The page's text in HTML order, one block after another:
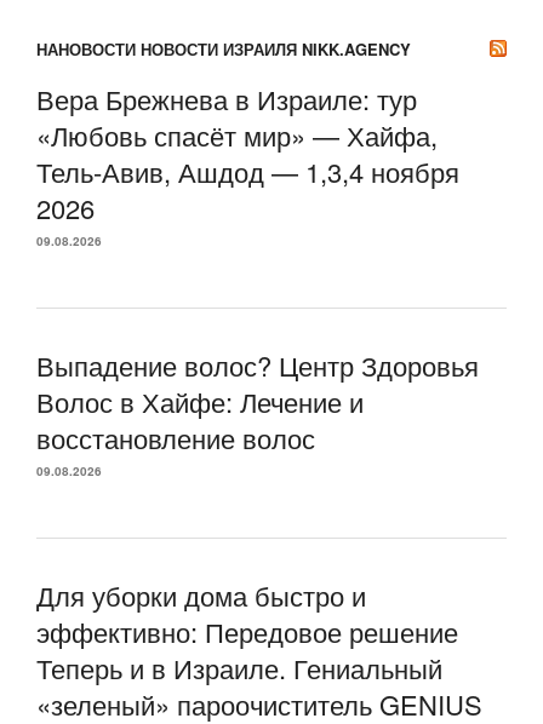
НАНОВОСТИ НОВОСТИ ИЗРАИЛЯ NIKK.AGENCY
Вера Брежнева в Израиле: тур
«Любовь спасёт мир» — Хайфа,
Тель-Авив, Ашдод — 1,3,4 ноября
2026
09.08.2026
Выпадение волос? Центр Здоровья
Волос в Хайфе: Лечение и
восстановление волос
09.08.2026
Для уборки дома быстро и
эффективно: Передовое решение
Теперь и в Израиле. Гениальный
«зеленый» пароочиститель GENIUS